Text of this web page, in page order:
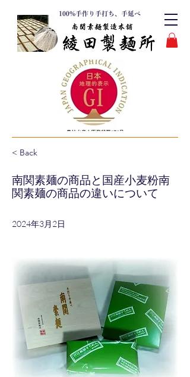
100%手作り手打ち、手延べ
< Back
南関素麺の商品と国産小麦粉南
関素麺の商品の違いについて
2024年3月2日